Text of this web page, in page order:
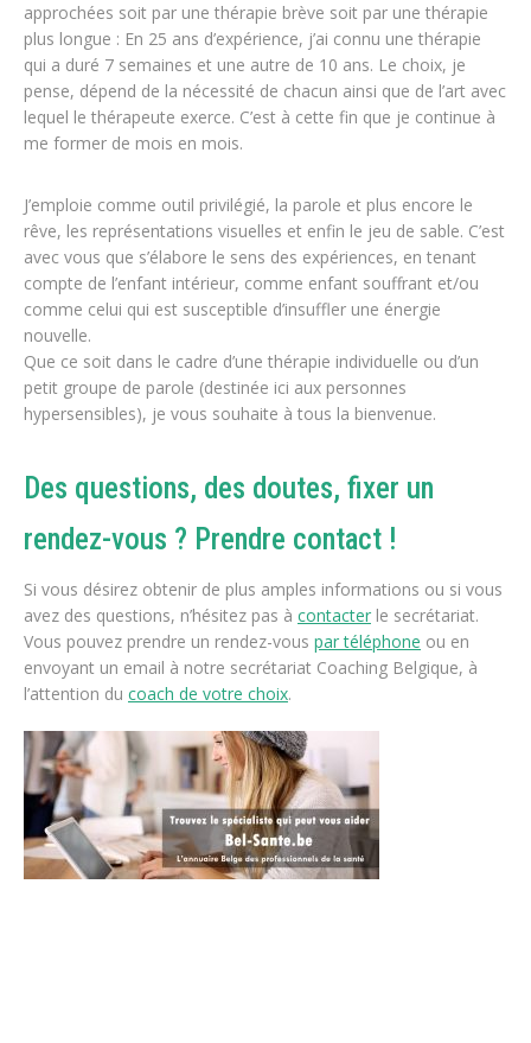
approchées soit par une thérapie brève soit par une thérapie
plus longue : En 25 ans d’expérience, j’ai connu une thérapie
qui a duré 7 semaines et une autre de 10 ans. Le choix, je
pense, dépend de la nécessité de chacun ainsi que de l’art avec
lequel le thérapeute exerce. C’est à cette fin que je continue à
me former de mois en mois.
J’emploie comme outil privilégié, la parole et plus encore le
rêve, les représentations visuelles et enfin le jeu de sable. C’est
avec vous que s’élabore le sens des expériences, en tenant
compte de l’enfant intérieur, comme enfant souffrant et/ou
comme celui qui est susceptible d’insuffler une énergie
nouvelle.
Que ce soit dans le cadre d’une thérapie individuelle ou d’un
petit groupe de parole (destinée ici aux personnes
hypersensibles), je vous souhaite à tous la bienvenue.
Des questions, des doutes, fixer un
rendez-vous ? Prendre contact !
Si vous désirez obtenir de plus amples informations ou si vous
avez des questions, n’hésitez pas à contacter le secrétariat.
Vous pouvez prendre un rendez-vous par téléphone ou en
envoyant un email à notre secrétariat Coaching Belgique, à
l’attention du coach de votre choix.